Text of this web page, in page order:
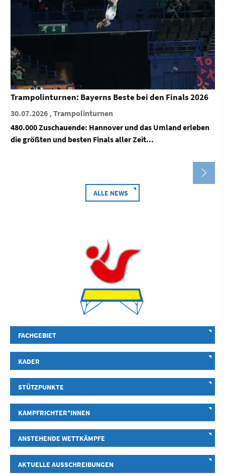
Kadertest-Wochenende der Trampolinturner in
Bayreuth
27.07.2026 , Trampolinturnen
Grenzen austesten und über sich hinauswachsen Drei
ALLE NEWS
FACHGEBIET
KADER
STÜTZPUNKTE
KAMPFRICHTER*INNEN
ANSTEHENDE WETTKÄMPFE
AKTUELLE AUSSCHREIBUNGEN